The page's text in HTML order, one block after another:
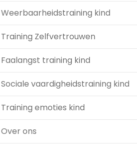
Weerbaarheidstraining kind
Training Zelfvertrouwen
Faalangst training kind
Sociale vaardigheidstraining kind
Training emoties kind
Over ons